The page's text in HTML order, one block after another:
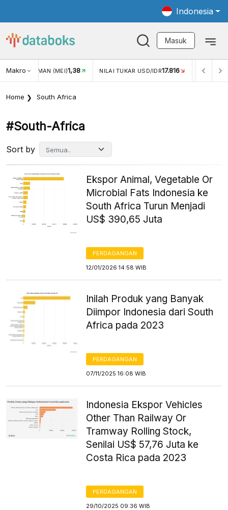
Indonesia
Masuk
MakroWISMAN (MEI)1,38 NILAI TUKAR USD/IDR17.816 INFLASI
Home South Africa
#south-Africa
Sort by
Ekspor Animal, Vegetable Or
Microbial Fats Indonesia ke
South Africa Turun Menjadi
US$ 390,65 Juta
PERDAGANGAN
12/01/2026 14:58 WIB
Inilah Produk yang Banyak
Diimpor Indonesia dari South
Africa pada 2023
PERDAGANGAN
07/11/2025 16:08 WIB
Indonesia Ekspor Vehicles
Other Than Railway Or
Tramway Rolling Stock,
Senilai US$ 57,76 Juta ke
Costa Rica pada 2023
PERDAGANGAN
29/10/2025 09:36 WIB